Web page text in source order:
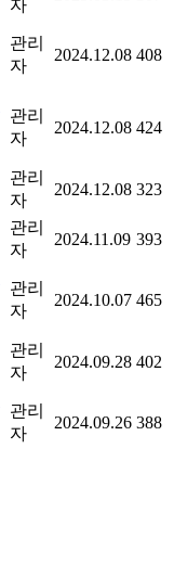
자
관리
자
2024.12.08 408
관리
자
2024.12.08 424
관리
자
2024.12.08 323
관리
자
2024.11.09 393
관리
자
2024.10.07 465
관리
자
2024.09.28 402
관리
자
2024.09.26 388